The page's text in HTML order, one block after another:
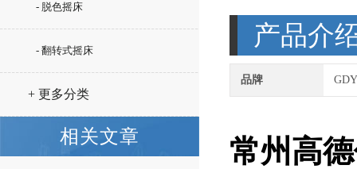
- 脱色摇床
- 翻转式摇床
+ 更多分类
相关文章
产品介
品牌
常州高